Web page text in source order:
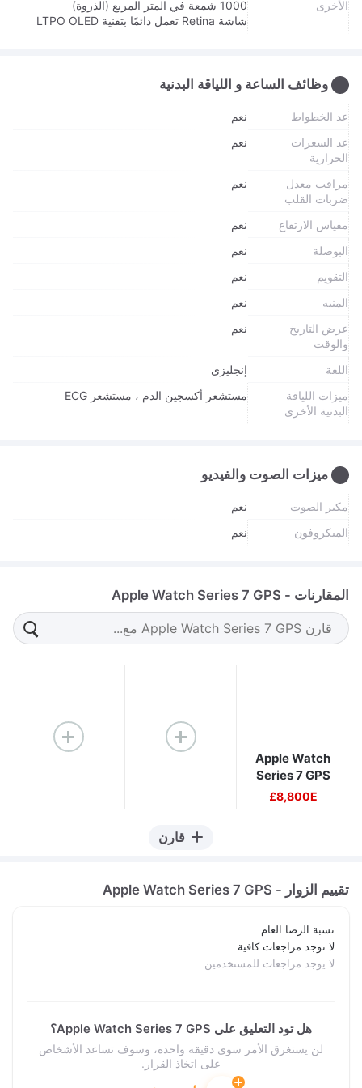
الأخرى
1000 شمعة في المتر المربع (الذروة)
شاشة Retina تعمل دائمًا بتقنية LTPO OLED
وظائف الساعة و اللياقة البدنية
عد الخطواط
نعم
عد السعرات
الحرارية
نعم
مراقب معدل
ضربات القلب
نعم
مقياس الارتفاع
نعم
البوصلة
نعم
التقويم
نعم
المنبه
نعم
عرض التاريخ
والوقت
نعم
اللغة
إنجليزي
ميزات اللياقة
البدنية الأخرى
مستشعر أكسجين الدم ، مستشعر ECG
ميزات الصوت والفيديو
مكبر الصوت
نعم
الميكروفون
نعم
المقارنات - Apple Watch Series 7 GPS
Apple Watch
Series 7 GPS
8,800E£
قارن
تقييم الزوار - Apple Watch Series 7 GPS
نسبة الرضا العام
لا توجد مراجعات كافية
لا يوجد مراجعات للمستخدمين
هل تود التعليق على Apple Watch Series 7 GPS؟
لن يستغرق الأمر سوى دقيقة واحدة، وسوف تساعد الأشخاص
على اتخاذ القرار.